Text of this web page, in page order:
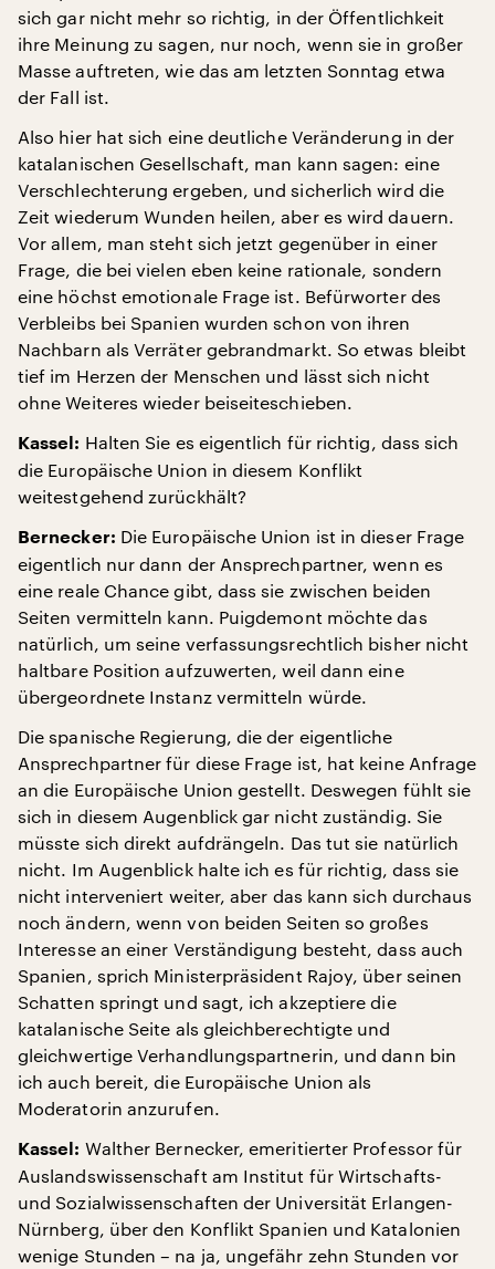
sich gar nicht mehr so richtig, in der Öffentlichkeit
ihre Meinung zu sagen, nur noch, wenn sie in großer
Masse auftreten, wie das am letzten Sonntag etwa
der Fall ist.
Also hier hat sich eine deutliche Veränderung in der
katalanischen Gesellschaft, man kann sagen: eine
Verschlechterung ergeben, und sicherlich wird die
Zeit wiederum Wunden heilen, aber es wird dauern.
Vor allem, man steht sich jetzt gegenüber in einer
Frage, die bei vielen eben keine rationale, sondern
eine höchst emotionale Frage ist. Befürworter des
Verbleibs bei Spanien wurden schon von ihren
Nachbarn als Verräter gebrandmarkt. So etwas bleibt
tief im Herzen der Menschen und lässt sich nicht
ohne Weiteres wieder beiseiteschieben.
Kassel: Halten Sie es eigentlich für richtig, dass sich
die Europäische Union in diesem Konflikt
weitestgehend zurückhält?
Bernecker: Die Europäische Union ist in dieser Frage
eigentlich nur dann der Ansprechpartner, wenn es
eine reale Chance gibt, dass sie zwischen beiden
Seiten vermitteln kann. Puigdemont möchte das
natürlich, um seine verfassungsrechtlich bisher nicht
haltbare Position aufzuwerten, weil dann eine
übergeordnete Instanz vermitteln würde.
Die spanische Regierung, die der eigentliche
Ansprechpartner für diese Frage ist, hat keine Anfrage
an die Europäische Union gestellt. Deswegen fühlt sie
sich in diesem Augenblick gar nicht zuständig. Sie
müsste sich direkt aufdrängeln. Das tut sie natürlich
nicht. Im Augenblick halte ich es für richtig, dass sie
nicht interveniert weiter, aber das kann sich durchaus
noch ändern, wenn von beiden Seiten so großes
Interesse an einer Verständigung besteht, dass auch
Spanien, sprich Ministerpräsident Rajoy, über seinen
Schatten springt und sagt, ich akzeptiere die
katalanische Seite als gleichberechtigte und
gleichwertige Verhandlungspartnerin, und dann bin
ich auch bereit, die Europäische Union als
Moderatorin anzurufen.
Kassel: Walther Bernecker, emeritierter Professor für
Auslandswissenschaft am Institut für Wirtschafts-
und Sozialwissenschaften der Universität Erlangen-
Nürnberg, über den Konflikt Spanien und Katalonien
wenige Stunden – na ja, ungefähr zehn Stunden vor